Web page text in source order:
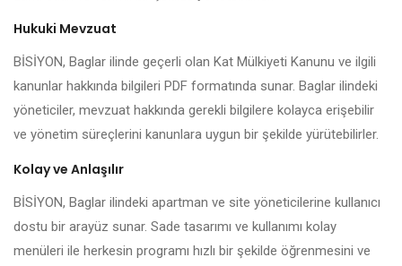
Hukuki Mevzuat
BİSİYON, Baglar ilinde geçerli olan Kat Mülkiyeti Kanunu ve ilgili
kanunlar hakkında bilgileri PDF formatında sunar. Baglar ilindeki
yöneticiler, mevzuat hakkında gerekli bilgilere kolayca erişebilir
ve yönetim süreçlerini kanunlara uygun bir şekilde yürütebilirler.
Kolay ve Anlaşılır
BİSİYON, Baglar ilindeki apartman ve site yöneticilerine kullanıcı
dostu bir arayüz sunar. Sade tasarımı ve kullanımı kolay
menüleri ile herkesin programı hızlı bir şekilde öğrenmesini ve